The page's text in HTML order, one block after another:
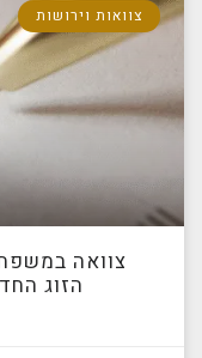
צוואות וירושות
צוואה
הזוג